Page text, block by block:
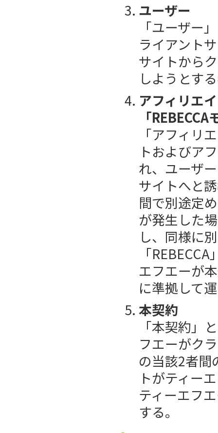
ユーザー
「ユーザー
ライアント
サイトから
しようとす
アフィリエ
「
「アフィリ
トおよびア
れ、ユーザ
サイトへと
間で別途定
が発生した
し、同様に
「
エフエーが
に準拠して
本契約
「本契約」
フエーがク
の当該2者間
トがティー
ティーエフ
する。